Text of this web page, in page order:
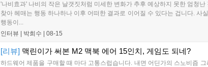
'나비효과' 나비의 작은 날갯짓처럼 미세한 변화가 추후 예상하지 못한 엄청
찾아 헤매는 행동 하나하나 이후 어떠한 결과로 이어질 수 있다는 겁니다.
행동이...
인터뷰 | 박희수 08-15
[리뷰] 맥린이가 써본 M2 맥북 에어 15인치, 게임도 되네?
하드웨어 제품을 구매할 때 마다 고통스럽습니다. 내면 어딘가의 스노비즘